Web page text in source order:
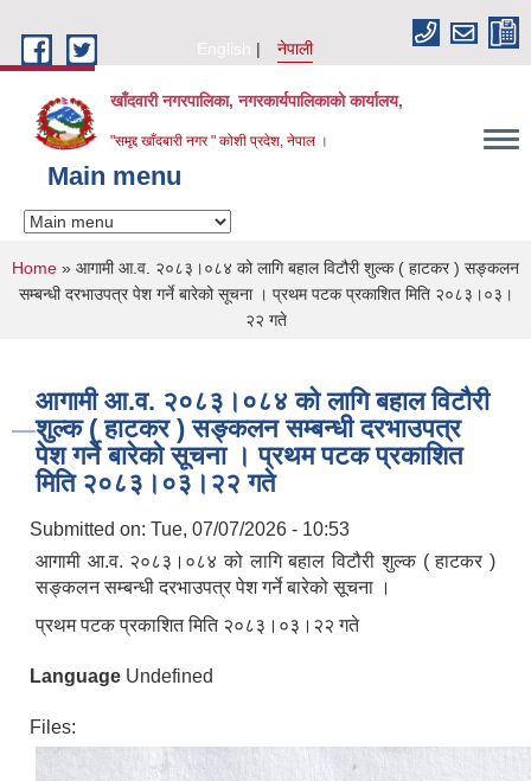
English
नेपाली
खाँदवारी नगरपालिका, नगरकार्यपालिकाको कार्यालय,
"समृद्द खाँदबारी नगर " कोशी प्रदेश, नेपाल ।
Main menu
You are here
Home » आगामी आ.व. २०८३।०८४ को लागि बहाल विटौरी शुल्क ( हाटकर ) सङ्कलन
सम्बन्धी दरभाउपत्र पेश गर्ने बारेको सूचना । प्रथम पटक प्रकाशित मिति २०८३।०३।
२२ गते
आगामी आ.व. २०८३।०८४ को लागि बहाल विटौरी
शुल्क ( हाटकर ) सङ्कलन सम्बन्धी दरभाउपत्र
पेश गर्ने बारेको सूचना । प्रथम पटक प्रकाशित
मिति २०८३।०३।२२ गते
Submitted on: Tue, 07/07/2026 - 10:53
आगामी आ.व. २०८३।०८४ को लागि बहाल विटौरी शुल्क ( हाटकर )
सङ्कलन सम्बन्धी दरभाउपत्र पेश गर्ने बारेको सूचना ।
प्रथम पटक प्रकाशित मिति २०८३।०३।२२ गते
Language Undefined
Files: